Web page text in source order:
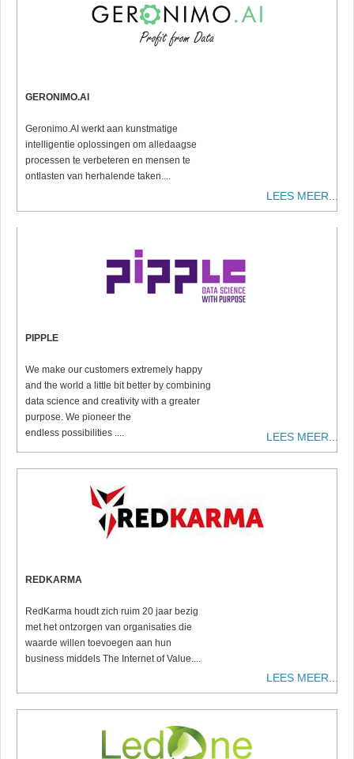
GERONIMO.AI
Geronimo.AI werkt aan kunstmatige
intelligentie oplossingen om alledaagse
processen te verbeteren en mensen te
ontlasten van herhalende taken....
LEES MEER...
PIPPLE
We make our customers extremely happy
and the world a little bit better by combining
data science and creativity with a greater
purpose. We pioneer the
endless possibilities ....
LEES MEER...
REDKARMA
RedKarma houdt zich ruim 20 jaar bezig
met het ontzorgen van organisaties die
waarde willen toevoegen aan hun
business middels The Internet of Value....
LEES MEER...